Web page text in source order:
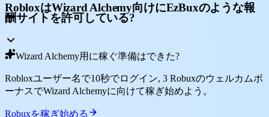
RobloxはWizard Alchemy向けにEzBuxのような報
酬サイトを許可している?
Wizard Alchemy用に稼ぐ準備はできた?
Robloxユーザー名で10秒でログイン, 3 Robuxのウェルカムボ
ーナスでWizard Alchemyに向けて稼ぎ始めよう。
Robuxを稼ぎ始める